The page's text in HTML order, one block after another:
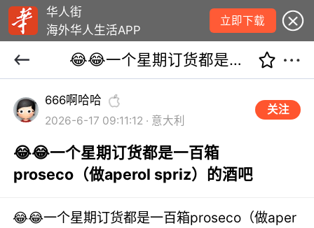
华人街
海外华人生活APP
立即下载
😂😂一个星期订货都是一百箱proseco（做aperol spriz）的酒吧
666啊哈哈
2026-6-17 09:11:12 · 意大利
关注
😂😂一个星期订货都是一百箱
proseco（做aperol spriz）的酒吧
😂😂一个星期订货都是一百箱proseco（做aper